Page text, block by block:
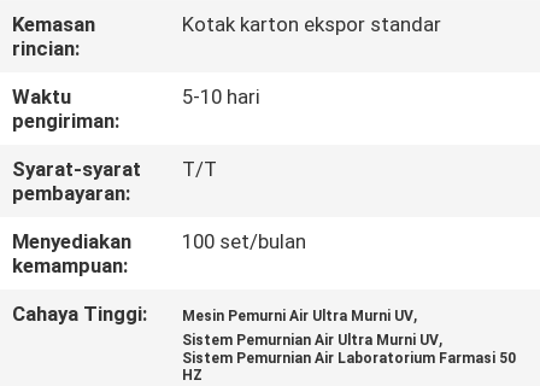
KONTROL
KUALITAS
HUBUNGI
KAMI
PERMINTAAN
PENAWARAN
Kemasan
rincian:
Kotak karton ekspor standar
Waktu
pengiriman:
5-10 hari
Syarat-syarat
pembayaran:
T/T
Menyediakan
kemampuan:
100 set/bulan
Cahaya Tinggi: Mesin Pemurni Air Ultra Murni UV,
Sistem Pemurnian Air Ultra Murni UV,
Sistem Pemurnian Air Laboratorium Farmasi 50
HZ